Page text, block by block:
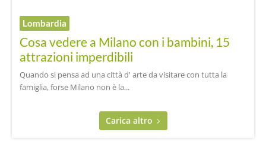
Lombardia
Cosa vedere a Milano con i bambini, 15
attrazioni imperdibili
Quando si pensa ad una città d' arte da visitare con tutta la
famiglia, forse Milano non è la...
Carica altro